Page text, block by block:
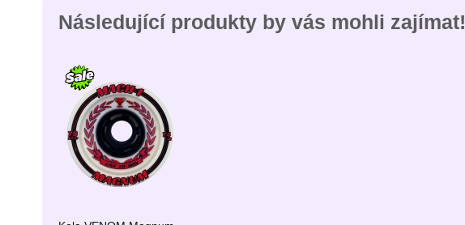
Následující produkty by vás mohli zajímat!